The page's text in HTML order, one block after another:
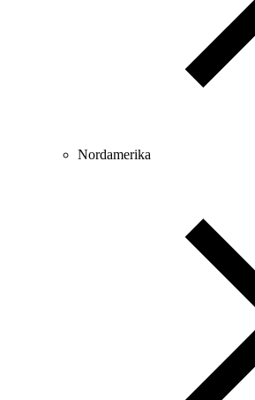
Nordamerika